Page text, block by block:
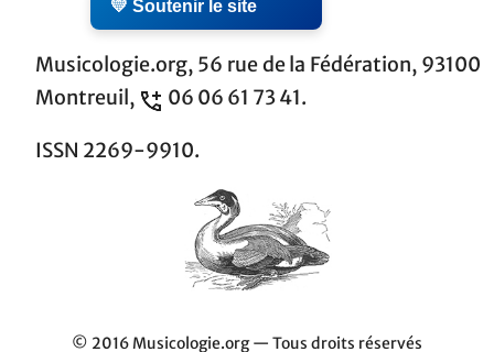
💛 Soutenir le site
Musicologie.org, 56 rue de la Fédération, 93100
Montreuil,
06 06 61 73 41.
ISSN 2269-9910.
© 2016 Musicologie.org — Tous droits réservés